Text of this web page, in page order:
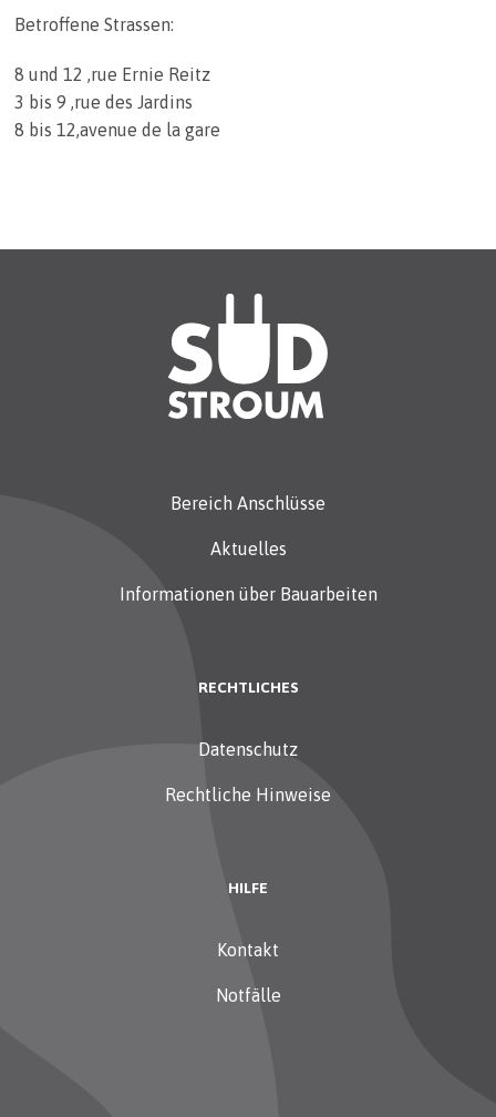
Betroffene Strassen:
8 und 12 ,rue Ernie Reitz
3 bis 9 ,rue des Jardins
8 bis 12,avenue de la gare
Bereich Anschlüsse
Aktuelles
Informationen über Bauarbeiten
RECHTLICHES
Datenschutz
Rechtliche Hinweise
HILFE
Kontakt
Notfälle